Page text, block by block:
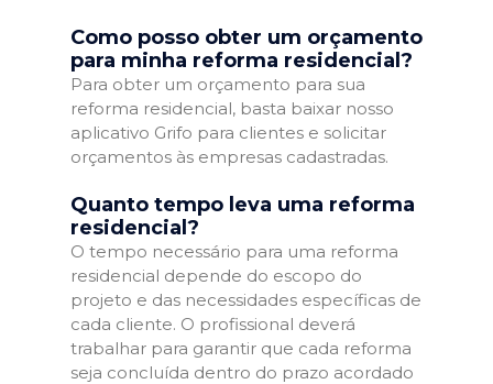
Como posso obter um orçamento
para minha reforma residencial?
Para obter um orçamento para sua
reforma residencial, basta baixar nosso
aplicativo Grifo para clientes e solicitar
orçamentos às empresas cadastradas.
Quanto tempo leva uma reforma
residencial?
O tempo necessário para uma reforma
residencial depende do escopo do
projeto e das necessidades específicas de
cada cliente. O profissional deverá
trabalhar para garantir que cada reforma
seja concluída dentro do prazo acordado